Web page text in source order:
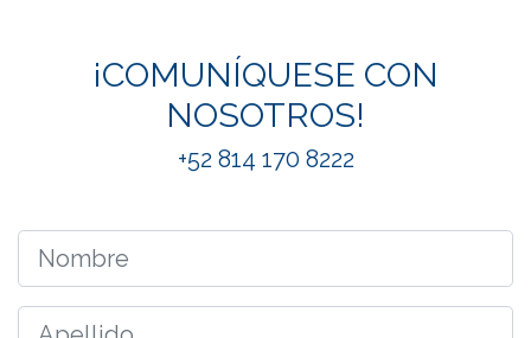
¡COMUNÍQUESE CON
NOSOTROS!
+52 814 170 8222